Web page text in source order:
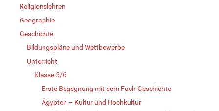
Religionslehren
Geographie
Geschichte
Bildungspläne und Wettbewerbe
Unterricht
Klasse 5/6
Erste Begegnung mit dem Fach Geschichte
Ägypten – Kultur und Hochkultur